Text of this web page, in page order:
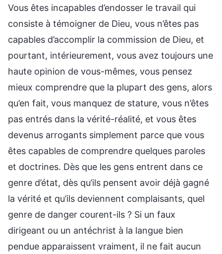
Vous êtes incapables d’endosser le travail qui
consiste à témoigner de Dieu, vous n’êtes pas
capables d’accomplir la commission de Dieu, et
pourtant, intérieurement, vous avez toujours une
haute opinion de vous-mêmes, vous pensez
mieux comprendre que la plupart des gens, alors
qu’en fait, vous manquez de stature, vous n’êtes
pas entrés dans la vérité-réalité, et vous êtes
devenus arrogants simplement parce que vous
êtes capables de comprendre quelques paroles
et doctrines. Dès que les gens entrent dans ce
genre d’état, dès qu’ils pensent avoir déjà gagné
la vérité et qu’ils deviennent complaisants, quel
genre de danger courent-ils ? Si un faux
dirigeant ou un antéchrist à la langue bien
pendue apparaissent vraiment, il ne fait aucun